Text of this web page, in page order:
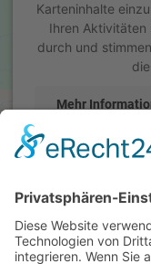
( inkl.
Karteninhalte
Ihren Aktivitäten
durch und
Mehr
powered by